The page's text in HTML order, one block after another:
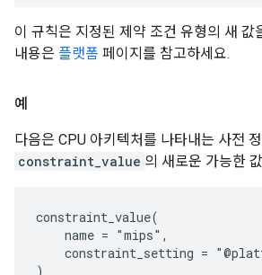
이 규칙은 지정된 제약 조건 유형의 새 값
내용은 플랫폼 페이지를 참고하세요.
예
다음은 CPU 아키텍처를 나타내는 사전
constraint_value 의 새로운 가능한
constraint_value(
    name = "mips",
constraint_setting =